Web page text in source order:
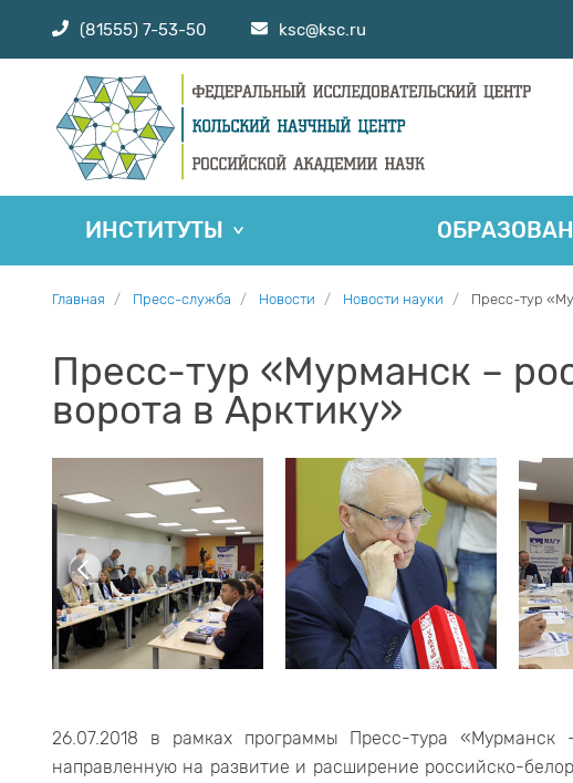
(81555) 7-53-50 ksc@ksc.ru
ИНСТИТУТЫ
Главная Пресс-служба Новости Новости науки Пресс-тур
Пресс-тур «Мурманск –
ворота в Арктику»
26.07.2018 в рамках программы Пресс-тура
направленную на развитие и расширение российско-